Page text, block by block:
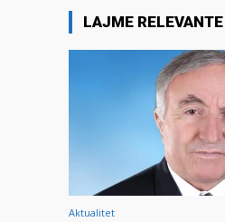
LAJME RELEVANTE
Aktualitet